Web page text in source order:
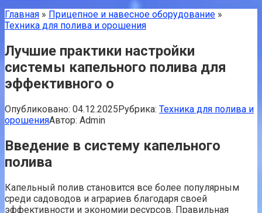
Главная » Прицепное и навесное оборудование »
Техника для полива и орошения
Лучшие практики настройки
системы капельного полива для
эффективного о
Опубликовано: 04.12.2025Рубрика: Техника для полива и
орошенияАвтор: Admin
Введение в систему капельного
полива
Капельный полив становится все более популярным
среди садоводов и аграриев благодаря своей
эффективности и экономии ресурсов. Правильная